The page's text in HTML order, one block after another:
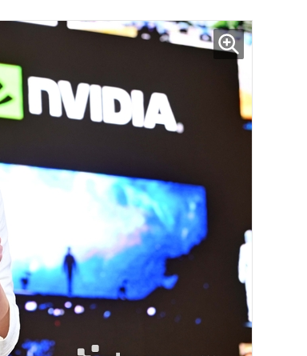
대기업과 협력사 AI 상생 시동
“상장폐지 막아라”…중소 가전 기업,
주가 부양 '총력전'
[사설] 美 AIDC 냉각 시장, 우리도 현